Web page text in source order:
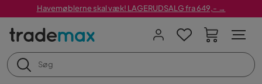
Havemøblerne skal væk! LAGERUDSALG fra 649,- →